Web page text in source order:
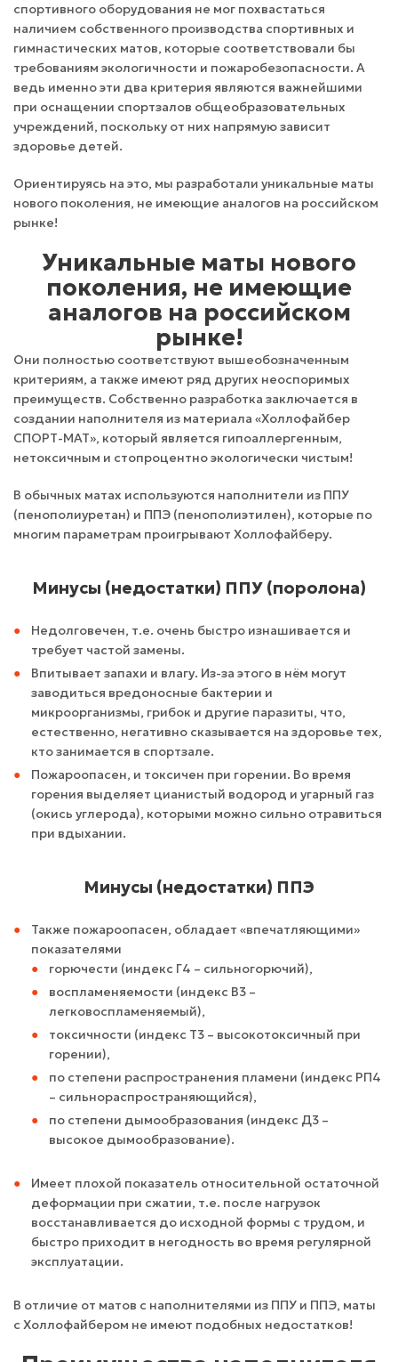
спортивного оборудования не мог похвастаться
наличием собственного производства спортивных и
гимнастических матов, которые соответствовали бы
требованиям экологичности и пожаробезопасности. А
ведь именно эти два критерия являются важнейшими
при оснащении спортзалов общеобразовательных
учреждений, поскольку от них напрямую зависит
здоровье детей.
Ориентируясь на это, мы разработали уникальные маты
нового поколения, не имеющие аналогов на российском
рынке!
Уникальные маты нового
поколения, не имеющие
аналогов на российском
рынке!
Они полностью соответствуют вышеобозначенным
критериям, а также имеют ряд других неоспоримых
преимуществ. Собственно разработка заключается в
создании наполнителя из материала «Холлофайбер
СПОРТ-МАТ», который является гипоаллергенным,
нетоксичным и стопроцентно экологически чистым!
В обычных матах используются наполнители из ППУ
(пенополиуретан) и ППЭ (пенополиэтилен), которые по
многим параметрам проигрывают Холлофайберу.
Минусы (недостатки) ППУ (поролона)
Недолговечен, т.е. очень быстро изнашивается и
требует частой замены.
Впитывает запахи и влагу. Из-за этого в нём могут
заводиться вредоносные бактерии и
микроорганизмы, грибок и другие паразиты, что,
естественно, негативно сказывается на здоровье тех,
кто занимается в спортзале.
Пожароопасен, и токсичен при горении. Во время
горения выделяет цианистый водород и угарный газ
(окись углерода), которыми можно сильно отравиться
при вдыхании.
Минусы (недостатки) ППЭ
Также пожароопасен, обладает «впечатляющими»
показателями
горючести (индекс Г4 – сильногорючий),
воспламеняемости (индекс В3 –
легковоспламеняемый),
токсичности (индекс Т3 – высокотоксичный при
горении),
по степени распространения пламени (индекс РП4
– сильнораспространяющийся),
по степени дымообразования (индекс Д3 –
высокое дымообразование).
Имеет плохой показатель относительной остаточной
деформации при сжатии, т.е. после нагрузок
восстанавливается до исходной формы с трудом, и
быстро приходит в негодность во время регулярной
эксплуатации.
В отличие от матов с наполнителями из ППУ и ППЭ, маты
с Холлофайбером не имеют подобных недостатков!